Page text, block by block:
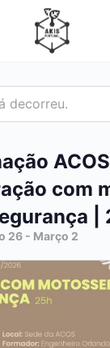
decorreu.
ACOS |
com
|
26 - Março 2